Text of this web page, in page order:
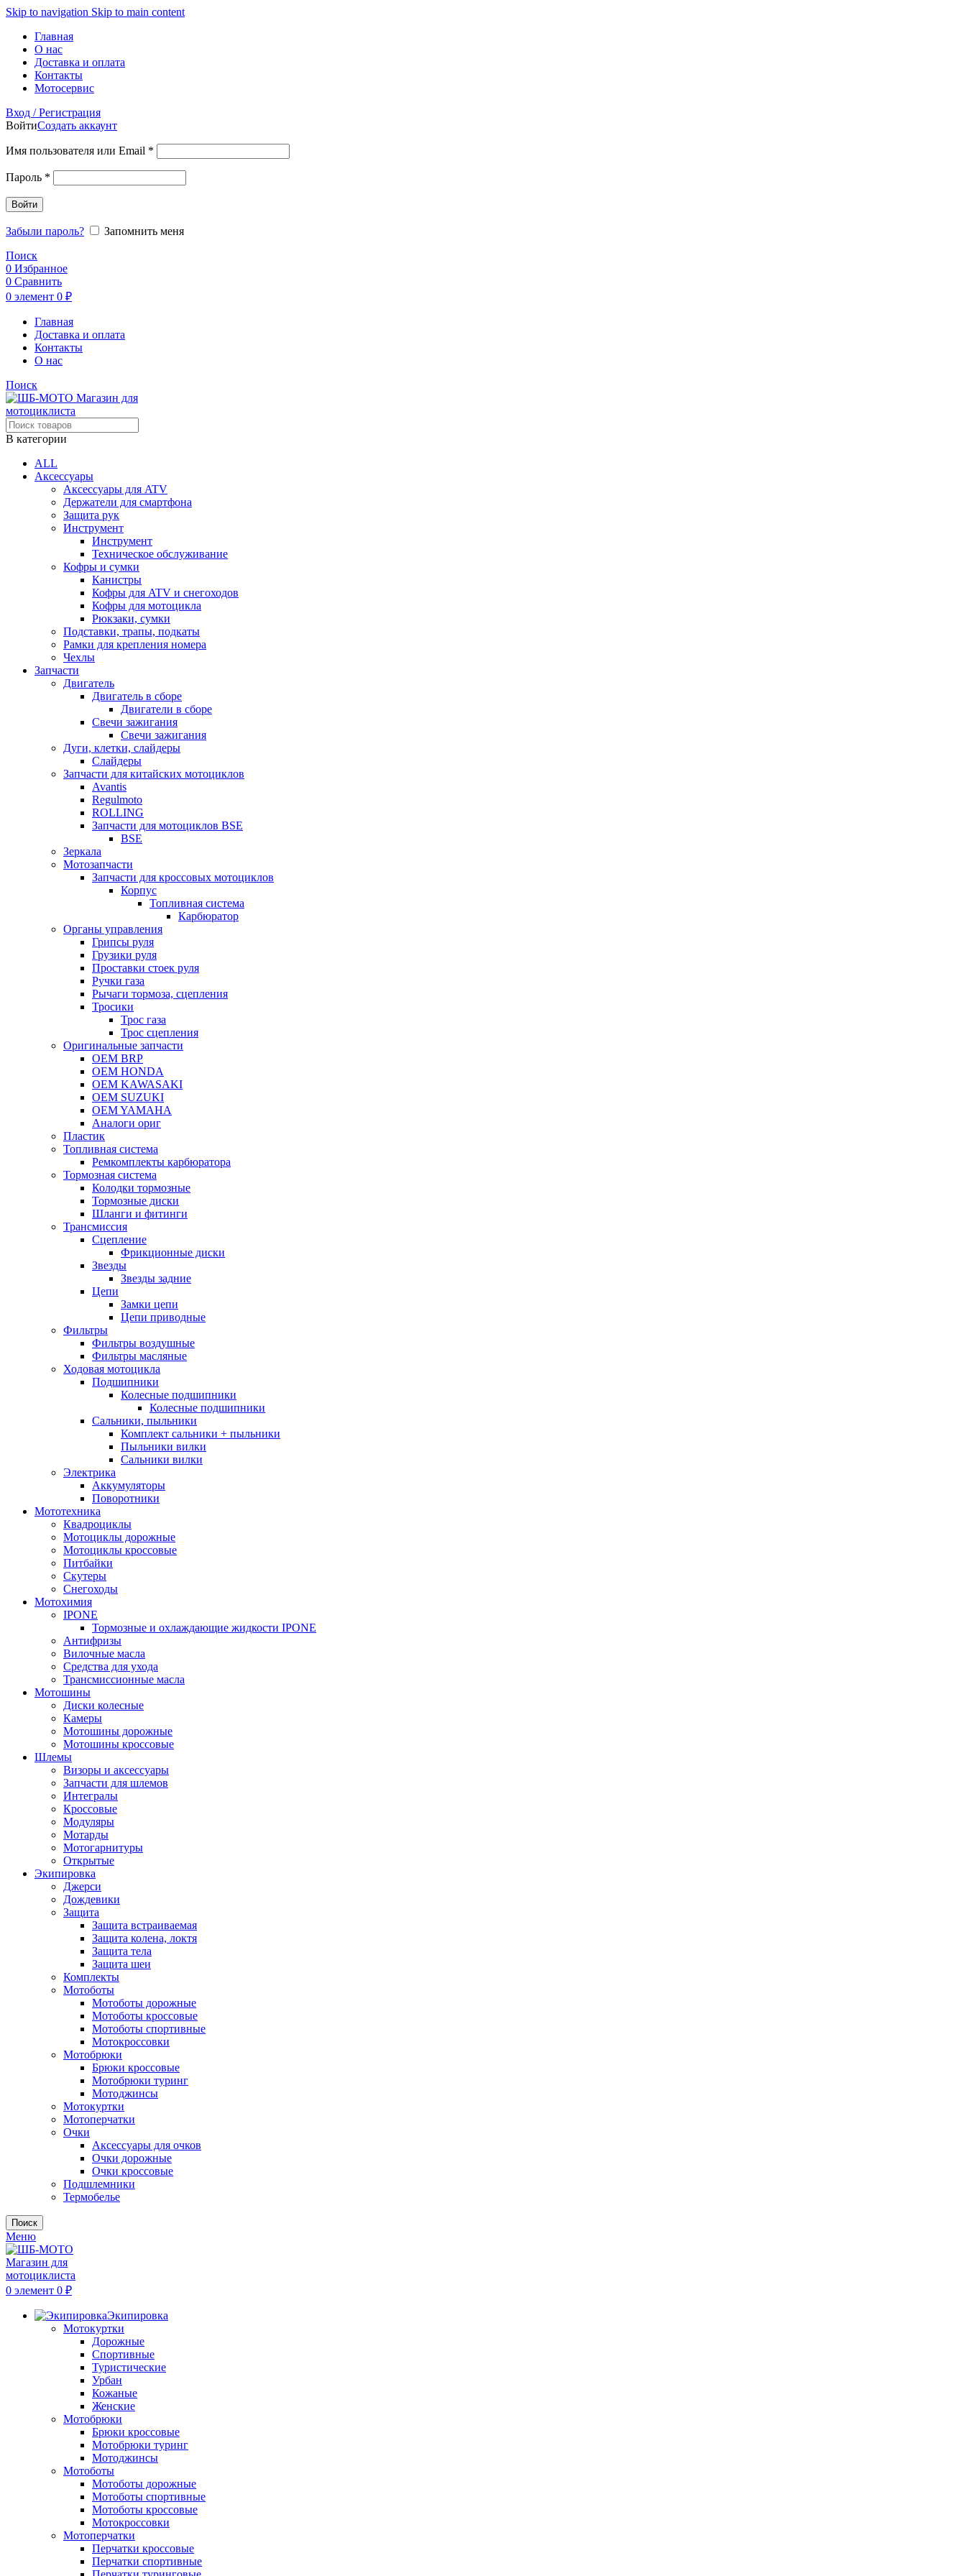
Skip to navigation Skip to main content
Главная
О нас
Доставка и оплата
Контакты
Мотосервис
Вход / Регистрация
ВойтиСоздать аккаунт
Имя пользователя или Email *
Пароль *
Войти
Забыли пароль?
Запомнить меня
Поиск
0 Избранное
0 Сравнить
0 элемент 0 ₽
Главная
Доставка и оплата
Контакты
О нас
Поиск
В категории
ALL
Аксессуары
Аксессуары для ATV
Держатели для смартфона
Защита рук
Инструмент
Инструмент
Техническое обслуживание
Кофры и сумки
Канистры
Кофры для ATV и снегоходов
Кофры для мотоцикла
Рюкзаки, сумки
Подставки, трапы, подкаты
Рамки для крепления номера
Чехлы
Запчасти
Двигатель
Двигатель в сборе
Двигатели в сборе
Свечи зажигания
Свечи зажигания
Дуги, клетки, слайдеры
Слайдеры
Запчасти для китайских мотоциклов
Avantis
Regulmoto
ROLLING
Запчасти для мотоциклов BSE
BSE
Зеркала
Мотозапчасти
Запчасти для кроссовых мотоциклов
Корпус
Топливная система
Карбюратор
Органы управления
Грипсы руля
Грузики руля
Проставки стоек руля
Ручки газа
Рычаги тормоза, сцепления
Тросики
Трос газа
Трос сцепления
Оригинальные запчасти
OEM BRP
OEM HONDA
OEM KAWASAKI
OEM SUZUKI
OEM YAMAHA
Аналоги ориг
Пластик
Топливная система
Ремкомплекты карбюратора
Тормозная система
Колодки тормозные
Тормозные диски
Шланги и фитинги
Трансмиссия
Cцепление
Фрикционные диски
Звезды
Звезды задние
Цепи
Замки цепи
Цепи приводные
Фильтры
Фильтры воздушные
Фильтры масляные
Ходовая мотоцикла
Подшипники
Колесные подшипники
Колесные подшипники
Сальники, пыльники
Комплект сальники + пыльники
Пыльники вилки
Сальники вилки
Электрика
Аккумуляторы
Поворотники
Мототехника
Квадроциклы
Мотоциклы дорожные
Мотоциклы кроссовые
Питбайки
Скутеры
Снегоходы
Мотохимия
IPONE
Тормозные и охлаждающие жидкости IPONE
Антифризы
Вилочные масла
Средства для ухода
Трансмиссионные масла
Мотошины
Диски колесные
Камеры
Мотошины дорожные
Мотошины кроссовые
Шлемы
Визоры и аксессуары
Запчасти для шлемов
Интегралы
Кроссовые
Модуляры
Мотарды
Мотогарнитуры
Открытые
Экипировка
Джерси
Дождевики
Защита
Защита встраиваемая
Защита колена, локтя
Защита тела
Защита шеи
Комплекты
Мотоботы
Мотоботы дорожные
Мотоботы кроссовые
Мотоботы спортивные
Мотокроссовки
Мотобрюки
Брюки кроссовые
Мотобрюки туринг
Мотоджинсы
Мотокуртки
Мотоперчатки
Очки
Аксессуары для очков
Очки дорожные
Очки кроссовые
Подшлемники
Термобелье
Поиск
Меню
0 элемент 0 ₽
Экипировка
Мотокуртки
Дорожные
Спортивные
Туристические
Урбан
Кожаные
Женские
Мотобрюки
Брюки кроссовые
Мотобрюки туринг
Мотоджинсы
Мотоботы
Мотоботы дорожные
Мотоботы спортивные
Мотоботы кроссовые
Мотокроссовки
Мотоперчатки
Перчатки кроссовые
Перчатки спортивные